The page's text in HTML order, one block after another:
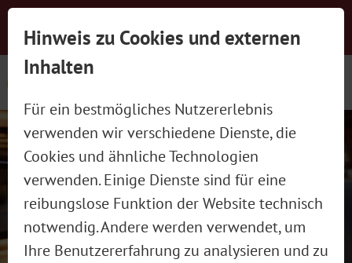
Social Wall
Kontakt
schließen
MADAME WIESN WARM-UP
Hinweis zu Cookies und externen
Inhalten
Für ein bestmögliches Nutzererlebnis
verwenden wir verschiedene Dienste, die
Cookies und ähnliche Technologien
verwenden. Einige Dienste sind für eine
reibungslose Funktion der Website technisch
notwendig. Andere werden verwendet, um
Ihre Benutzererfahrung zu analysieren und zu